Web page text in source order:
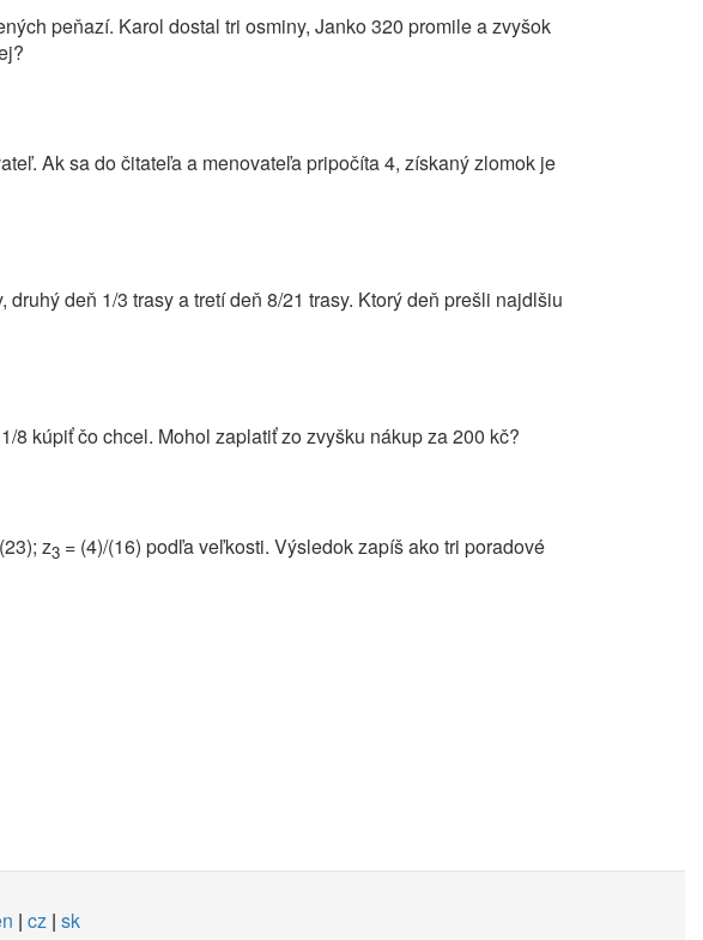
peňazí. Karol dostal tri osminy, Janko 320 promile a zvyšok
Ak sa do čitateľa a menovateľa pripočíta 4, získaný zlomok je
deň 1/3 trasy a tretí deň 8/21 trasy. Ktorý deň prešli najdlšiu
8 kúpiť čo chcel. Mohol zaplatiť zo zvyšku nákup za 200 kč?
z3= (4)/(16) podľa veľkosti. Výsledok zapíš ako tri poradové
| cz| sk